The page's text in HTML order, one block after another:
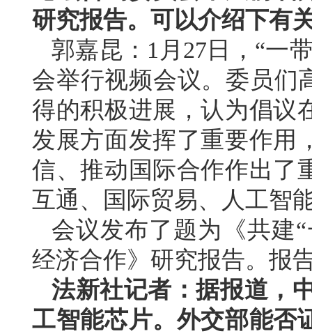
研究报告。可以介绍下有
郭嘉昆：1月27日，“一
会举行视频会议。委员们
得的积极进展，认为倡议
发展方面发挥了重要作用
信、推动国际合作作出了
互通、国际贸易、人工智
会议发布了题为《共
经济合作》研究报告。报
法新社记者：据报道，
工智能芯片。外交部能否